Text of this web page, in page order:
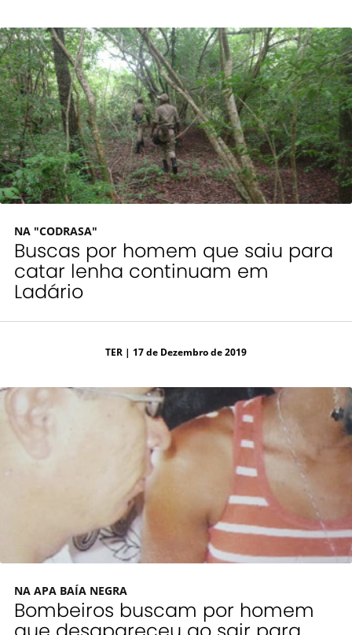
NA "CODRASA"
Buscas por homem que saiu para
catar lenha continuam em
Ladário
TER | 17 de Dezembro de 2019
NA APA BAÍA NEGRA
Bombeiros buscam por homem